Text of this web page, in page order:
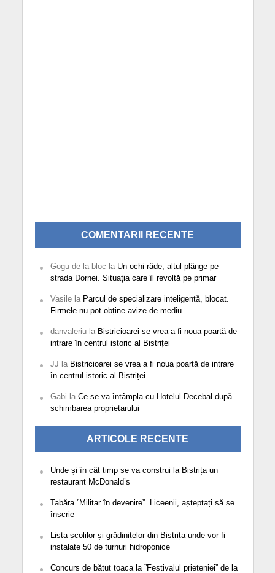
COMENTARII RECENTE
Gogu de la bloc la Un ochi râde, altul plânge pe
strada Dornei. Situația care îl revoltă pe primar
Vasilela Parcul de specializare inteligentă, blocat.
Firmele nu pot obține avize de mediu
danvaleriula Bistricioarei se vrea a fi noua poartă de
intrare în centrul istoric al Bistriței
JJ la Bistricioarei se vrea a fi noua poartă de intrare
în centrul istoric al Bistriței
Gabi la Ce se va întâmpla cu Hotelul Decebal după
schimbarea proprietarului
ARTICOLE RECENTE
Unde și în cât timp se va construi la Bistrița un
restaurant McDonald’s
Tabăra ”Militar în devenire”. Liceenii, așteptați să se
înscrie
Lista școlilor și grădinițelor din Bistrița unde vor fi
instalate 50 de turnuri hidroponice
Concurs de bătut toaca la ”Festivalul prieteniei” de la